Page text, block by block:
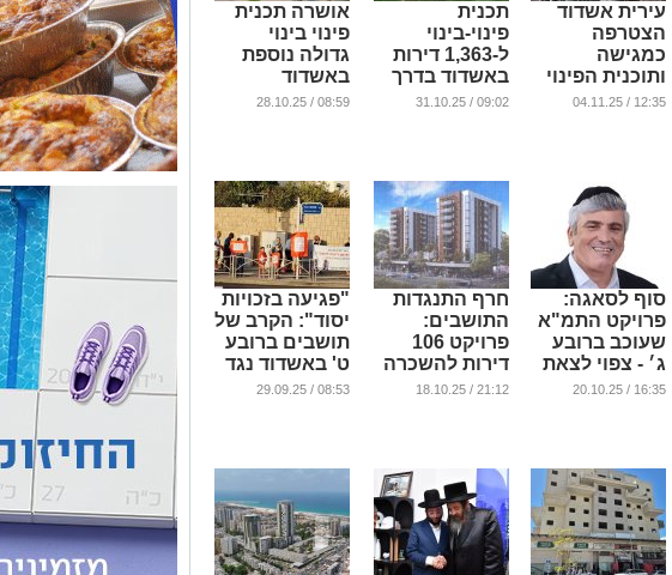
עירית אשדוד
הצטרפה
כמגישה
ותוכנית הפינוי
בינוי מתקדמת
12:35 / 04.11.25
תכנית
פינוי-בינוי
ל-1,363 דירות
באשדוד בדרך
לאישור סופי
09:02 / 31.10.25
אושרה תכנית
פינוי בינוי
גדולה נוספת
באשדוד
...
08:59 / 28.10.25
סוף לסאגה:
פרויקט התמ"א
שעוכב ברובע
ג׳ - צפוי לצאת
לדרך
16:35 / 20.10.25
חרף התנגדות
התושבים:
פרויקט 106
דירות להשכרה
באשדוד
21:12 / 18.10.25
"פגיעה בזכויות
יסוד": הקרב של
תושבים ברובע
ט' באשדוד נגד
העיריה
08:53 / 29.09.25